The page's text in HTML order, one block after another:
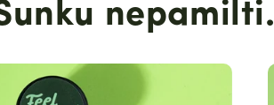
nepamilti.